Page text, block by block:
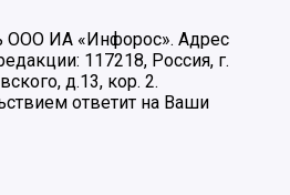
ООО ИА «Инфорос». Адрес
117218, Россия, г.
д.13, кор. 2.
ответит на Ваши